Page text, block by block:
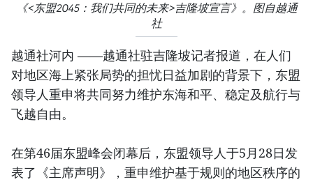
《<东盟2045：我们共同的未来>吉隆坡宣言》。图自越通
社
越通社河内 ——越通社驻吉隆坡记者报道，在人们
对地区海上紧张局势的担忧日益加剧的背景下，东盟
领导人重申将共同努力维护东海和平、稳定及航行与
飞越自由。
在第46届东盟峰会闭幕后，东盟领导人于5月28日发
表了《主席声明》，重申维护基于规则的地区秩序的